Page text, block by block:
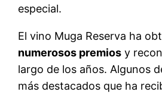
especial.
El vino Muga Reserva ha
numerosos premios y
largo de los años. Algunos
más destacados que ha